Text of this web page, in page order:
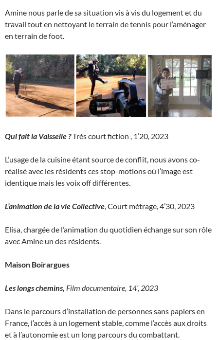
Amine nous parle de sa situation vis à vis du logement et du
travail tout en nettoyant le terrain de tennis pour l’aménager
en terrain de foot.
Qui fait la Vaisselle ?Très court fiction , 1’20, 2023
L’usage de la cuisine étant source de conflit, nous avons co-
réalisé avec les résidents ces stop-motions où l’image est
identique mais les voix off différentes.
L’animation de la vie Collective , Court métrage, 4’30, 2023
Elisa, chargée de l’animation du quotidien échange sur son rôle
avec Amine un des résidents.
Maison Boirargues
Les longs chemins, Film documentaire, 14’, 2023
Dans le parcours d’installation de personnes sans papiers en
France, l’accès à un logement stable, comme l’accès aux droits
et à l’autonomie est un long parcours du combattant.